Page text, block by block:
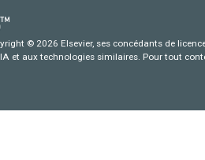
© 2026 Elsevier, ses concédants de
et aux technologies similaires. Pour tout